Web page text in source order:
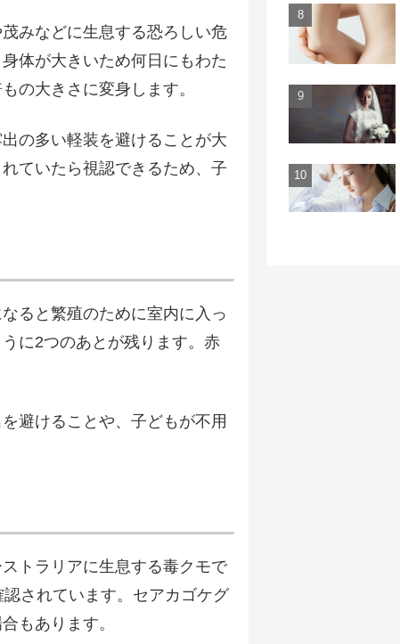
みなどに生息する恐ろしい危
体が大きいため何日にもわた
の大きさに変身します。
の多い軽装を避けることが大
ていたら視認できるため、子
ると繁殖のために室内に入っ
に2つのあとが残ります。赤
避けることや、子どもが不用
トラリアに生息する毒クモで
されています。セアカゴケグ
もあります。